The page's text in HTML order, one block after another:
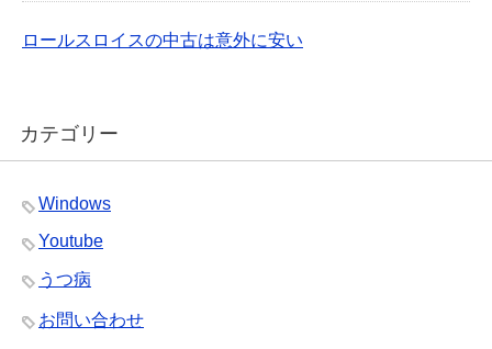
ロールスロイスの中古は意外に安い
カテゴリー
Windows
Youtube
うつ病
お問い合わせ